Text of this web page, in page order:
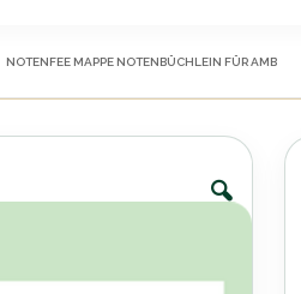
NOTENFEE MAPPE NOTENBÜCHLEIN FÜR AMB